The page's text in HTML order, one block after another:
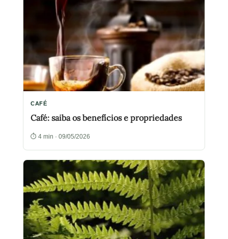
CAFÉ
Café: saiba os benefícios e propriedades
⏱ 4 min · 09/05/2026